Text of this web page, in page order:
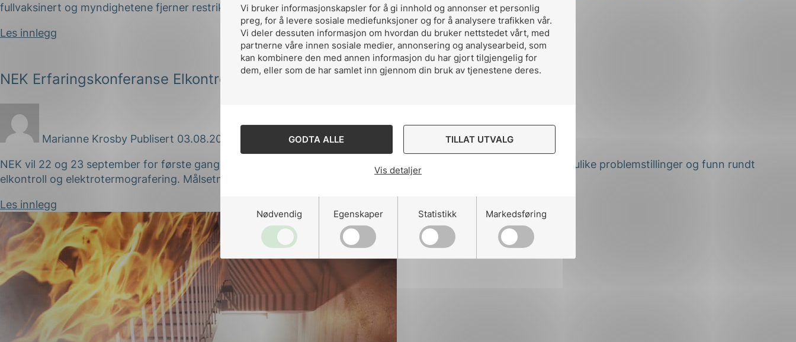
Vi bruker informasjonskapsler for å gi innhold og annonser et personlig
preg, for å levere sosiale mediefunksjoner og for å analysere trafikken vår.
Vi deler dessuten informasjon om hvordan du bruker nettstedet vårt, med
partnerne våre innen sosiale medier, annonsering og analysearbeid, som
kan kombinere den med annen informasjon du har gjort tilgjengelig for
dem, eller som de har samlet inn gjennom din bruk av tjenestene deres.
GODTA ALLE TILLAT UTVALG
Vis detaljer
Nødvendig Egenskaper Statistikk Markedsføring
fullvaksinert og myndighetene fjerner restriksjon etter restriksjon. Er...
Les innlegg
NEK Erfaringskonferanse Elkontroll
Marianne Krosby Publisert 03.08.2021
NEK vil 22 og 23 september for første gang arrangere Erfaringskonferansen for elkontroll. Konferansen vil ta opp ulike problemstillinger og funn rundt
elkontroll og elektrotermografering. Målsetningen med konferansen er at...
Les innlegg